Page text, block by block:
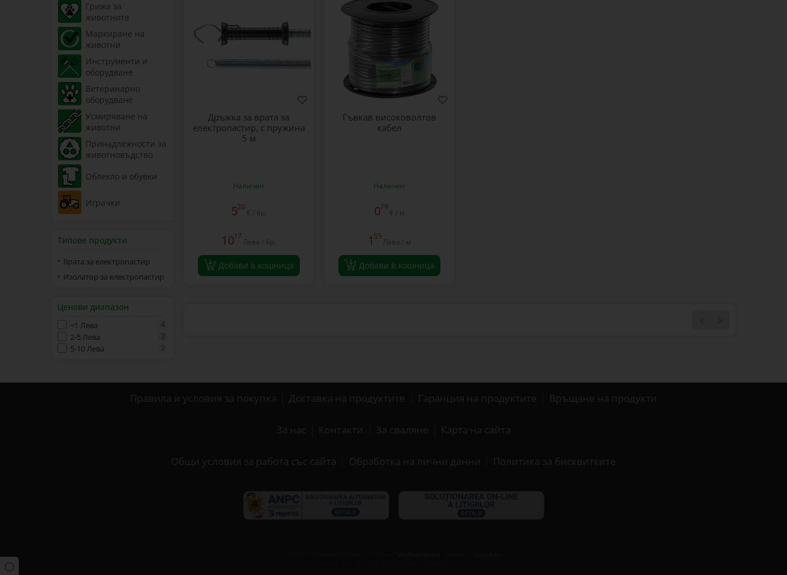
Грижа за
животните
Маркиране на
животни
Инструменти и
оборудване
Ветеринарно
оборудване
Усмиряване на
животни
Принадлежности за
животновъдство
Облекло и обувки
Играчки
Типове продукти
Врата за електропастир
Изолатор за електропастир
Ценови диапазон
<1 Лева
2-5 Лева
5-10 Лева
Дръжка за врата за
електропастир, с пружина
5 м
Наличен
520
€ / бр.
1017
Лева / бр.
Добави в кошница
Гъвкав високоволтов
кабел
Наличен
079
€ / м
1 55
Лева / м
Добави в кошница
Правила и условия за покупка Доставка на продуктите Гаранция на продуктите Връщане на продукти
За нас Контакти За сваляне Карта на сайта
Общи условия за работа със сайта Обработка на лични данни Политика за бисквитките